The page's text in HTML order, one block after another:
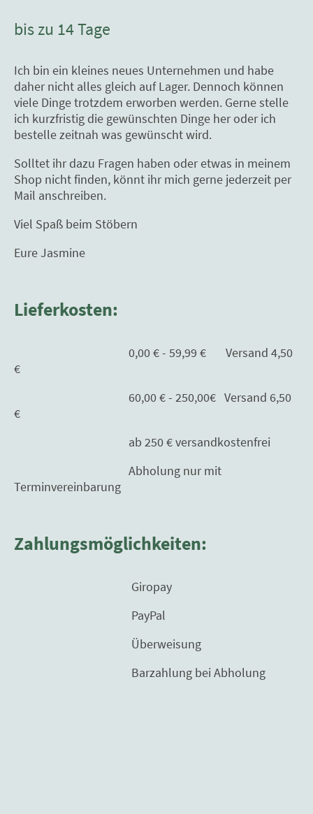
bis zu 14 Tage
Ich bin ein kleines neues Unternehmen und habe
daher nicht alles gleich auf Lager. Dennoch können
viele Dinge trotzdem erworben werden. Gerne stelle
ich kurzfristig die gewünschten Dinge her oder ich
bestelle zeitnah was gewünscht wird.
Solltet ihr dazu Fragen haben oder etwas in meinem
Shop nicht finden, könnt ihr mich gerne jederzeit per
Mail anschreiben.
Viel Spaß beim Stöbern
Eure Jasmine
Lieferkosten:
0,00 € - 59,99 € Versand 4,50
€
60,00 € - 250,00€ Versand 6,50
€
ab 250 € versandkostenfrei
Abholung nur mit
Terminvereinbarung
Zahlungsmöglichkeiten:
Giropay
PayPal
Überweisung
Barzahlung bei Abholung